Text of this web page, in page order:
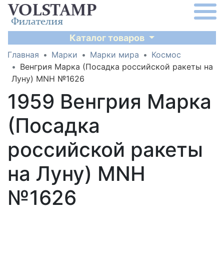
Каталог товаров
Главная Марки Марки мира
Космос
Венгрия Марка (Посадка российской ракеты на
Луну) MNH №1626
1959 Венгрия Марка
(Посадка
российской ракеты
на Луну) MNH
№1626